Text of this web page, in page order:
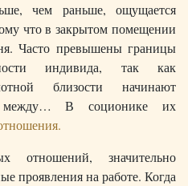
чем раньше, ощущается
что в закрытом помещении
Часто превышены границы
индивида, так как
близости начинают
между… В соционике их
отношений, значительно
проявления на работе. Когда